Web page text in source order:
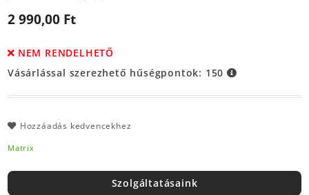
2 990,00 Ft
NEM RENDELHETŐ
Vásárlással szerezhető hűségpontok: 150
Hozzáadás kedvencekhez
Matrix
Szolgáltatásaink